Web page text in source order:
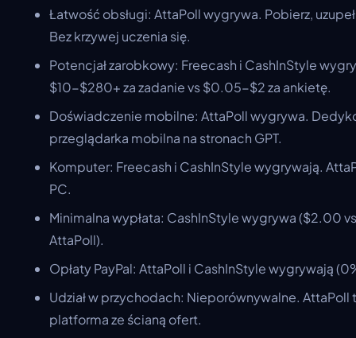
Łatwość obsługi: AttaPoll wygrywa. Pobierz,
Bez krzywej uczenia się.
Potencjał zarobkowy: Freecash i CashInStyle
$10-$280+ za zadanie vs $0.05-$2 za ankietę.
Doświadczenie mobilne: AttaPoll wygrywa.
przeglądarka mobilna na stronach GPT.
Komputer: Freecash i CashInStyle wygrywają.
PC.
Minimalna wypłata: CashInStyle wygrywa ($2.00
AttaPoll).
Opłaty PayPal: AttaPoll i CashInStyle wygrywają
Udział w przychodach: Nieporównywalne.
platforma ze ścianą ofert.